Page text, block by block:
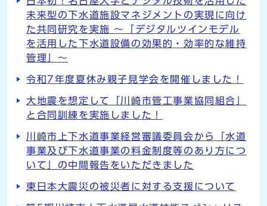
未来型の下水道施設マネジメントの実現に向け
た共同研究を実施 ～「デジタルツインモデル
を活用した下水道設備の効果的・効率的な維持
管理」～
令和7年度夏休み親子見学会を開催しました！
大地震を想定して「川崎市管工事業協同組合」
と合同訓練を実施しました！
川崎市上下水道事業経営審議委員会から「水道
事業及び下水道事業の料金制度等のあり方につ
いて」の中間報告をいただきました
東日本大震災の被災者に対する支援について